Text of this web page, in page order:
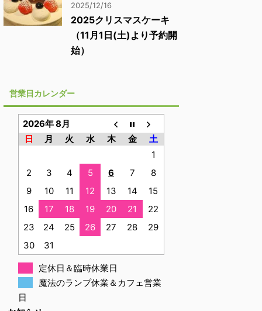
2025/12/16
2025クリスマスケーキ
（11月1日(土)より予約開
始）
営業日カレンダー
2026年 8月
日
月 火 水 木 金
土
1
2
3 4 5 6 7
8
9
10 11 12 13 14
15
16
17 18 19 20 21
22
23
24 25 26 27 28
29
30
31
定休日＆臨時休業日
魔法のランプ休業＆カフェ営業
日